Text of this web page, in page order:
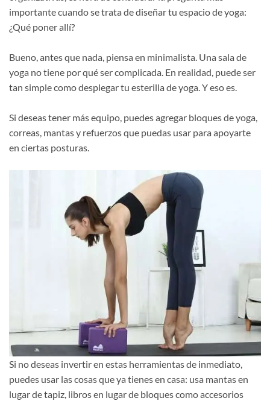
importante cuando se trata de diseñar tu espacio de yoga:
¿Qué poner allí?
Bueno, antes que nada, piensa en minimalista. Una sala de
yoga no tiene por qué ser complicada. En realidad, puede ser
tan simple como desplegar tu esterilla de yoga. Y eso es.
Si deseas tener más equipo, puedes agregar bloques de yoga,
correas, mantas y refuerzos que puedas usar para apoyarte
en ciertas posturas.
Si no deseas invertir en estas herramientas de inmediato,
puedes usar las cosas que ya tienes en casa: usa mantas en
lugar de tapiz, libros en lugar de bloques como accesorios